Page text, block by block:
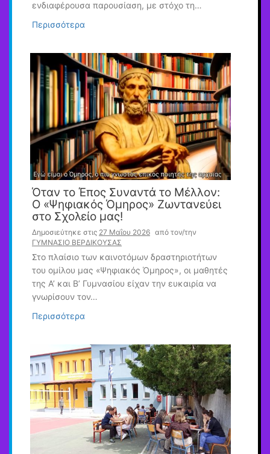
ενδιαφέρουσα παρουσίαση, με στόχο τη…
Περισσότερα
Όταν το Έπος Συναντά το Μέλλον:
Ο «Ψηφιακός Όμηρος» Ζωντανεύει
στο Σχολείο μας!
Δημοσιεύτηκε στις 27 Μαΐου 2026 από τον/την
ΓΥΜΝΑΣΙΟ ΒΕΡΔΙΚΟΥΣΑΣ
Στο πλαίσιο των καινοτόμων δραστηριοτήτων
του ομίλου μας «Ψηφιακός Όμηρος», οι μαθητές
της Α’ και Β’ Γυμνασίου είχαν την ευκαιρία να
γνωρίσουν τον…
Περισσότερα